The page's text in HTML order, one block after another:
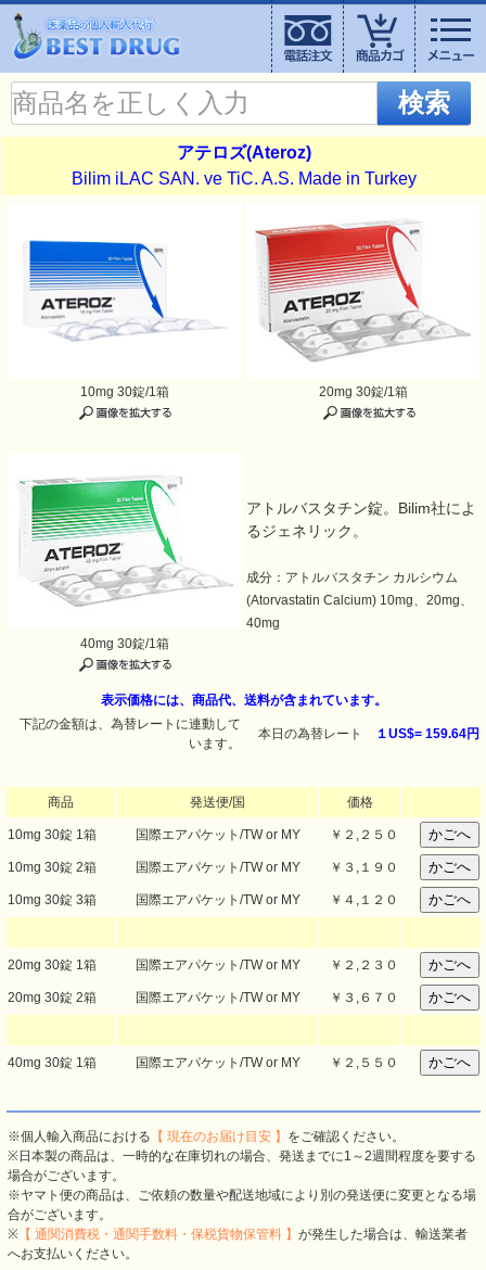
検索
アテロズ(Ateroz)
Bilim iLAC SAN. ve TiC. A.S. Made in Turkey
10mg 30錠/1箱 20mg 30錠/1箱
アトルバスタチン錠。Bilim社によ
るジェネリック。
成分：アトルバスタチン カルシウム
(Atorvastatin Calcium) 10mg、20mg、
40mg
40mg 30錠/1箱
表示価格には、商品代、送料が含まれています。
下記の金額は、為替レートに連動して
います。
本日の為替レート １US$= 159.64円
商品 発送便/国 価格
10mg 30錠 1箱 国際エアパケット/TW or MY ￥ ２,２５０
10mg 30錠 2箱 国際エアパケット/TW or MY ￥ ３,１９０
10mg 30錠 3箱 国際エアパケット/TW or MY ￥ ４,１２０
20mg 30錠 1箱 国際エアパケット/TW or MY ￥ ２,２３０
20mg 30錠 2箱 国際エアパケット/TW or MY ￥ ３,６７０
40mg 30錠 1箱 国際エアパケット/TW or MY ￥ ２,５５０
※個人輸入商品における 【 現在のお届け目安 】 をご確認ください。
※日本製の商品は、一時的な在庫切れの場合、発送までに1～2週間程度を要する
場合がございます。
※ヤマト便の商品は、ご依頼の数量や配送地域により別の発送便に変更となる場
合がございます。
※ 【 通関消費税・通関手数料・保税貨物保管料 】 が発生した場合は、輸送業者
へお支払いください。